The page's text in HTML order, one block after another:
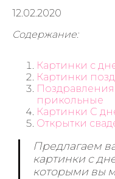
12.02.2020
Содержание:
Картинки с
Картинки
прикольные
Картинки С
Открытки
Предлагаем
картинки с
которыми вы